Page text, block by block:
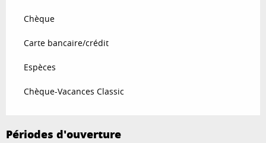
Chèque
Carte bancaire/crédit
Espèces
Chèque-Vacances Classic
Périodes d'ouverture